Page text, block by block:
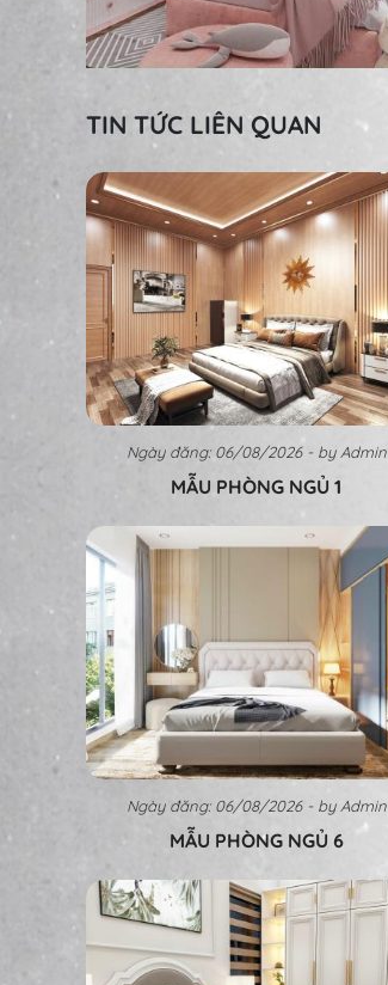
TIN TỨC LIÊN QUAN
Ngày đăng: 06/08/2026 - by Admin
MẪU PHÒNG NGỦ 1
Ngày đăng: 06/08/2026 - by Admin
MẪU PHÒNG NGỦ 6